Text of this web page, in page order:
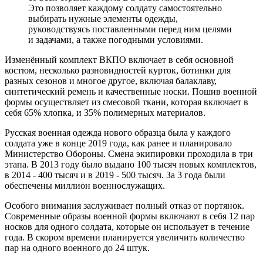
Это позволяет каждому солдату самостоятельно
выбирать нужные элементы одежды,
руководствуясь поставленными перед ним целями
и задачами, а также погодными условиями.
Изменённый комплект ВКПО включает в себя основной
костюм, несколько разновидностей курток, ботинки для
разных сезонов и многое другое, включая балаклаву,
синтетический ремень и качественные носки. Пошив военной
формы осуществляет из смесовой ткани, которая включает в
себя 65% хлопка, и 35% полимерных материалов.
Русская военная одежда нового образца была у каждого
солдата уже в конце 2019 года, как ранее и планировало
Министерство Обороны. Смена экипировки проходила в три
этапа. В 2013 году было выдано 100 тысяч новых комплектов,
в 2014 - 400 тысяч и в 2019 - 500 тысяч. За 3 года были
обеспечены миллион военнослужащих.
Особого внимания заслуживает полный отказ от портянок.
Современные образы военной формы включают в себя 12 пар
носков для одного солдата, которые он использует в течение
года. В скором времени планируется увеличить количество
пар на одного военного до 24 штук.